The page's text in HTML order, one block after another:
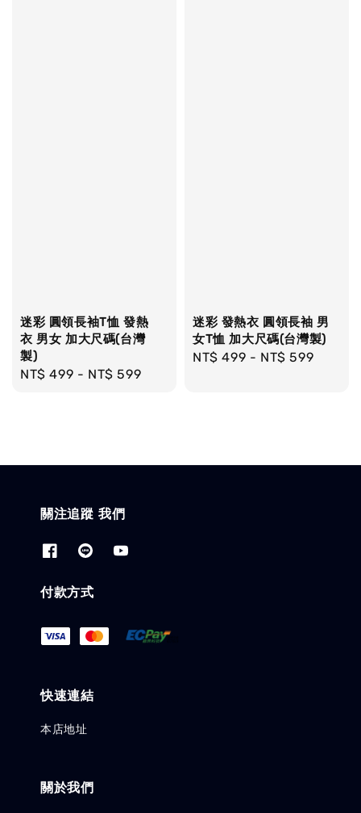
迷彩 圓領長袖T恤 發熱
衣 男女 加大尺碼(台灣
製)
Regular
NT$ 499 - NT$ 599
迷彩 發熱衣 圓領長袖 男
女T恤 加大尺碼(台灣製)
Regular
NT$ 499 - NT$ 599
關注追蹤 我們
付款方式
快速連結
本店地址
關於我們